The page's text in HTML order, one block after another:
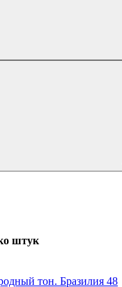
штук
тон. Бразилия 48